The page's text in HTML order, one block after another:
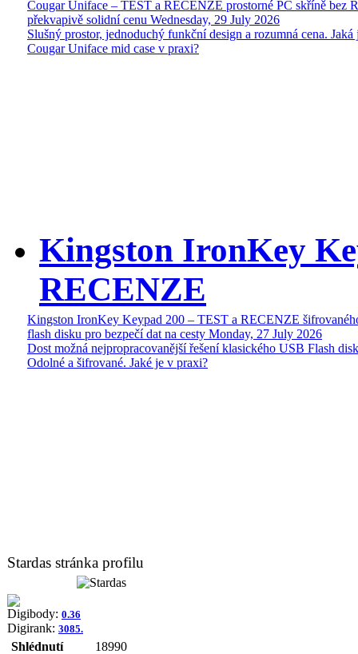
Cougar Uniface – TEST a RECENZE prostorné PC skříně bez
překvapivě solidní cenu Wednesday, 29 July 2026
Slušný prostor, jednoduchý funkční design a rozumná cena. Jaká
Cougar Uniface mid case v praxi?
Kingston IronKey
RECENZE
Kingston IronKey Keypad 200 – TEST a RECENZE
flash disku pro bezpečí dat na cesty Monday, 27 July 2026
Dost možná nejpropracovanější řešení klasického USB Flash
Odolné a šifrované. Jaké je v praxi?
Stardas stránka profilu
Digibody: 0.36
Digirank: 3085.
Shlédnutí
18990